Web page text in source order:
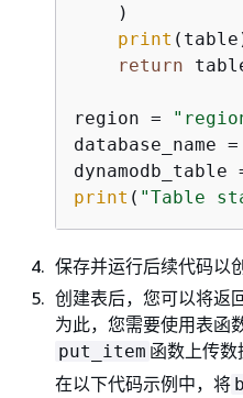
    )
print
return
region =
database_name =
print ( "Table
保存并运行后续代码以
创建表后，您可以将返
为此，您需要使用表函
put_item 函数上传数
在以下代码示例中，将